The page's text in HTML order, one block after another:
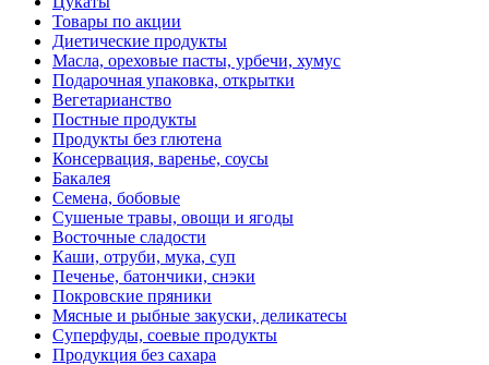
Товары по акции
Диетические продукты
Масла, ореховые пасты, урбечи, хумус
Подарочная упаковка, открытки
Вегетарианство
Постные продукты
Продукты без глютена
Консервация, варенье, соусы
Бакалея
Семена, бобовые
Сушеные травы, овощи и ягоды
Восточные сладости
Каши, отруби, мука, суп
Печенье, батончики, снэки
Покровские пряники
Мясные и рыбные закуски, деликатесы
Суперфуды, соевые продукты
Продукция без сахара